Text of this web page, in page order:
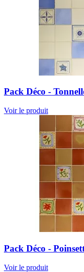
Pack Déco -
Voir le produit
Pack Déco -
Voir le produit